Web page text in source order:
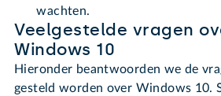
wachten.
Veelgestelde vragen
Windows 10
Hieronder beantwoorden we de
gesteld worden over Windows 10.